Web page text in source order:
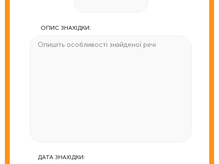
ОПИС ЗНАХІДКИ:
ДАТА ЗНАХІДКИ: